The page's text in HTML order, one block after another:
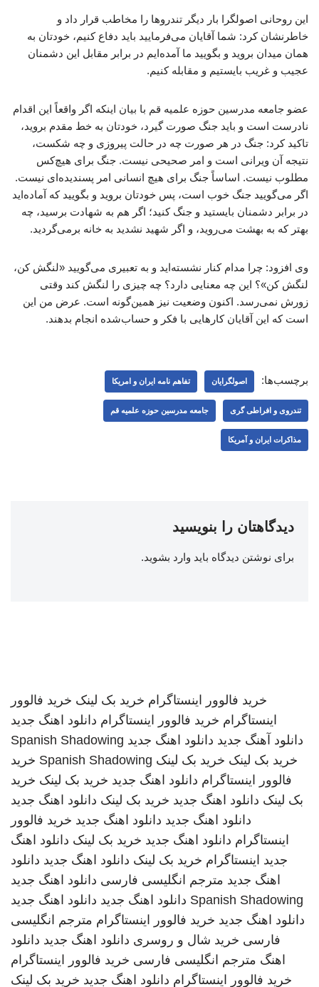
این روحانی اصولگرا بار دیگر تندروها را مخاطب قرار داد و
خاطرنشان کرد: شما آقایان می‌فرمایید باید دفاع کنیم، خودتان به
همان میدان بروید و بگویید ما آمده‌ایم در برابر مقابل این دشمنان
عجیب و غریب بایستیم و مقابله کنیم.
عضو جامعه مدرسین حوزه علمیه قم با بیان اینکه اگر واقعاً این اقدام
نادرست است و باید جنگ صورت گیرد، خودتان به خط مقدم بروید،
تاکید کرد: جنگ در هر صورت چه در حالت پیروزی و چه شکست،
نتیجه آن ویرانی است و امر صحیحی نیست. جنگ برای هیچ‌کس
مطلوب نیست. اساساً جنگ برای هیچ انسانی امر پسندیده‌ای نیست.
اگر می‌گویید جنگ خوب است، پس خودتان بروید و بگویید که آماده‌اید
در برابر دشمنان بایستید و جنگ کنید؛ اگر هم به شهادت برسید، چه
بهتر که به بهشت می‌روید، و اگر شهید نشدید به خانه برمی‌گردید.
وی افزود: چرا مدام کنار نشسته‌اید و به تعبیری می‌گویید «لنگش کن،
لنگش کن»؟ این چه معنایی دارد؟ چه چیزی را لنگش کند وقتی
زورش نمی‌رسد. اکنون وضعیت نیز همین‌گونه است. عرض من این
است که این آقایان کارهایی با فکر و حساب‌شده انجام بدهند.
برچسب‌ها: اصولگرایان تفاهم نامه ایران و امریکا
تندروی و افراطی گری جامعه مدرسین حوزه علمیه قم
مذاکرات ایران و آمریکا
دیدگاهتان را بنویسید
برای نوشتن دیدگاه باید وارد بشوید.
خرید فالوور اینستاگرام خرید بک لینک خرید فالوور
اینستاگرام خرید فالوور اینستاگرام دانلود اهنگ جدید
دانلود آهنگ جدید دانلود اهنگ جدید Spanish Shadowing
خرید بک لینک خرید بک لینک Spanish Shadowing خرید
فالوور اینستاگرام دانلود اهنگ جدید خرید بک لینک خرید
بک لینک دانلود اهنگ جدید خرید بک لینک دانلود اهنگ جدید
دانلود اهنگ جدید دانلود اهنگ جدید خرید فالوور
اینستاگرام دانلود اهنگ جدید خرید بک لینک دانلود اهنگ
جدید اینستاگرام خرید بک لینک دانلود اهنگ جدید دانلود
اهنگ جدید مترجم انگلیسی فارسی دانلود اهنگ جدید
Spanish Shadowing دانلود اهنگ جدید دانلود اهنگ جدید
دانلود اهنگ جدید خرید فالوور اینستاگرام مترجم انگلیسی
فارسی خرید شال و روسری دانلود اهنگ جدید دانلود
اهنگ مترجم انگلیسی فارسی خرید فالوور اینستاگرام
خرید فالوور اینستاگرام دانلود اهنگ جدید خرید بک لینک